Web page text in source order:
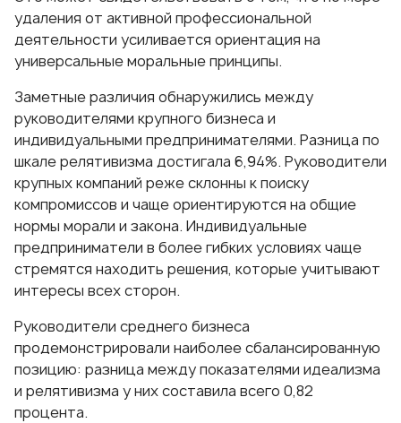
удаления от активной профессиональной
деятельности усиливается ориентация на
универсальные моральные принципы.
Заметные различия обнаружились между
руководителями крупного бизнеса и
индивидуальными предпринимателями. Разница по
шкале релятивизма достигала 6,94%. Руководители
крупных компаний реже склонны к поиску
компромиссов и чаще ориентируются на общие
нормы морали и закона. Индивидуальные
предприниматели в более гибких условиях чаще
стремятся находить решения, которые учитывают
интересы всех сторон.
Руководители среднего бизнеса
продемонстрировали наиболее сбалансированную
позицию: разница между показателями идеализма
и релятивизма у них составила всего 0,82
процента.